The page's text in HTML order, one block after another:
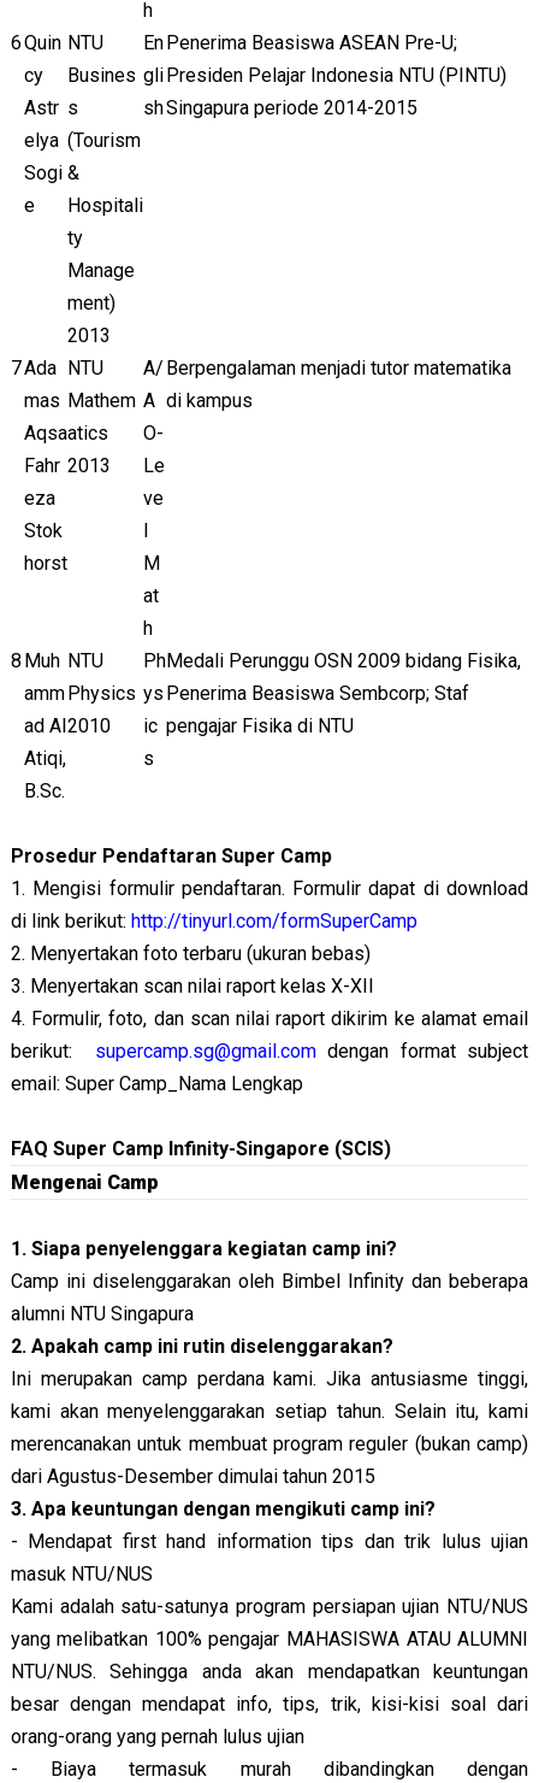
h
6Quin
cy
Astr
elya
Sogi
e
NTU
Busines
s
(Tourism
&
Hospitali
ty
Manage
ment)
2013
En
gli
sh
Penerima Beasiswa ASEAN Pre-U;
Presiden Pelajar Indonesia NTU (PINTU)
Singapura periode 2014-2015
7Ada
mas
Aqsa
Fahr
eza
Stok
horst
NTU
Mathem
atics
2013
A/
A
O-
Le
ve
l
M
at
h
Berpengalaman menjadi tutor matematika
di kampus
8 Muh
amm
ad Al
Atiqi,
B.Sc.
NTU
Physics
2010
Ph
ys
ic
s
Medali Perunggu OSN 2009 bidang Fisika,
Penerima Beasiswa Sembcorp; Staf
pengajar Fisika di NTU
Prosedur Pendaftaran Super Camp
1. Mengisi formulir pendaftaran. Formulir dapat di download
di link berikut: http://tinyurl.com/formSuperCamp
2. Menyertakan foto terbaru (ukuran bebas)
3. Menyertakan scan nilai raport kelas X-XII
4. Formulir, foto, dan scan nilai raport dikirim ke alamat email
berikut: supercamp.sg@gmail.comdengan format subject
email: Super Camp_Nama Lengkap
FAQ Super Camp Infinity-Singapore (SCIS)
Mengenai Camp
1. Siapa penyelenggara kegiatan camp ini?
Camp ini diselenggarakan oleh Bimbel Infinity dan beberapa
alumni NTU Singapura
2. Apakah camp ini rutin diselenggarakan?
Ini merupakan camp perdana kami. Jika antusiasme tinggi,
kami akan menyelenggarakan setiap tahun. Selain itu, kami
merencanakan untuk membuat program reguler (bukan camp)
dari Agustus-Desember dimulai tahun 2015
3. Apa keuntungan dengan mengikuti camp ini?
- Mendapat first hand information tips dan trik lulus ujian
masuk NTU/NUS
Kami adalah satu-satunya program persiapan ujian NTU/NUS
yang melibatkan 100% pengajar MAHASISWA ATAU ALUMNI
NTU/NUS. Sehingga anda akan mendapatkan keuntungan
besar dengan mendapat info, tips, trik, kisi-kisi soal dari
orang-orang yang pernah lulus ujian
- Biaya termasuk murah dibandingkan dengan